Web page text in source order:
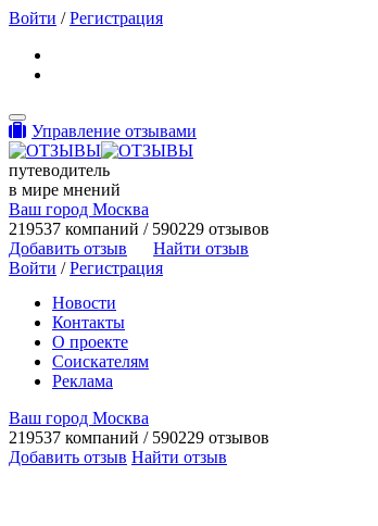
Войти /Регистрация
Toggle navigation
Управление отзывами
путеводитель
в мире мнений
Ваш город Москва
219537 компаний / 590229 отзывов
Добавить отзыв
Найти отзыв
Войти /Регистрация
Новости
Контакты
О проекте
Соискателям
Реклама
Ваш город Москва
219537 компаний / 590229 отзывов
Добавить отзыв Найти отзыв